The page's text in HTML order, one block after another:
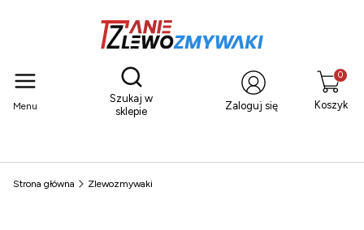
Menu
Otwórz wyszukiwarkę
Szukaj w
sklepie
Zaloguj się Koszyk
Strona główna Zlewozmywaki